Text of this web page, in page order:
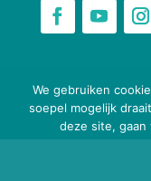
We gebruiken
soepel mogelijk
deze site,